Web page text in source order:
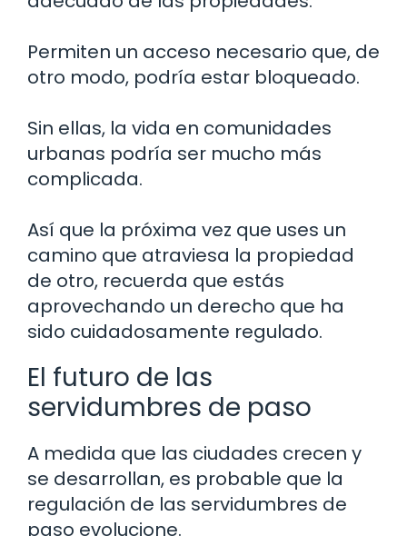
Permiten un acceso necesario que, de
otro modo, podría estar bloqueado.
Sin ellas, la vida en comunidades
urbanas podría ser mucho más
complicada.
Así que la próxima vez que uses un
camino que atraviesa la propiedad
de otro, recuerda que estás
aprovechando un derecho que ha
sido cuidadosamente regulado.
El futuro de las
servidumbres de paso
A medida que las ciudades crecen y
se desarrollan, es probable que la
regulación de las servidumbres de
paso evolucione.